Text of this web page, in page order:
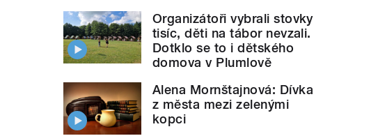
Organizátoři vybrali stovky
tisíc, děti na tábor nevzali.
Dotklo se to i dětského
domova v Plumlově
Alena Mornštajnová: Dívka
z města mezi zelenými
kopci